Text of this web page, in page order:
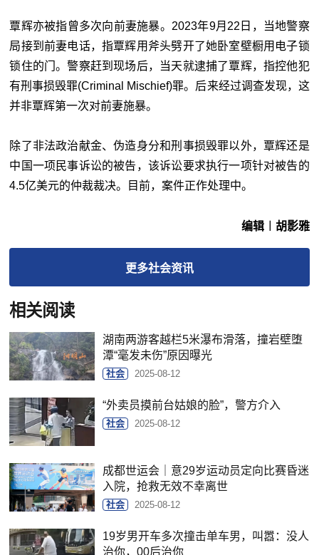
覃辉亦被指曾多次向前妻施暴。2023年9月22日，当地警察
局接到前妻电话，指覃辉用斧头劈开了她卧室壁橱用电子锁
锁住的门。警察赶到现场后，当天就逮捕了覃辉，指控他犯
有刑事损毁罪(Criminal Mischief)罪。后来经过调查发现，这
并非覃辉第一次对前妻施暴。
除了非法政治献金、伪造身分和刑事损毁罪以外，覃辉还是
中国一项民事诉讼的被告，该诉讼要求执行一项针对被告的
4.5亿美元的仲裁裁决。目前，案件正作处理中。
编辑︱胡影雅
更多社会资讯
相关阅读
湖南两游客越栏5米瀑布滑落，撞岩壁堕
潭“毫发未伤”原因曝光
社会 2025-08-12
“外卖员摸前台姑娘的脸”，警方介入
社会 2025-08-12
成都世运会｜意29岁运动员定向比赛昏迷
入院，抢救无效不幸离世
社会 2025-08-12
19岁男开车多次撞击单车男，叫嚣：没人
治你，00后治你